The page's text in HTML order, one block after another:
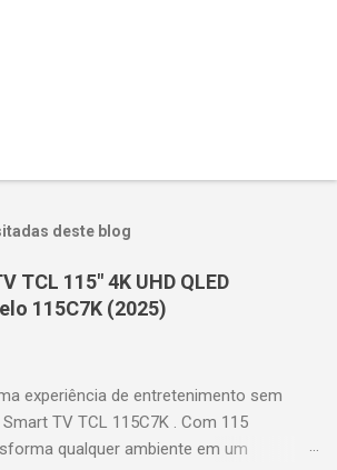
deste blog
TCL 115" 4K UHD QLED
115C7K (2025)
experiência de entretenimento sem
TV TCL 115C7K . Com 115
qualquer ambiente em um